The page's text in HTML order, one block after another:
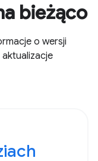
bieżąco
o wersji